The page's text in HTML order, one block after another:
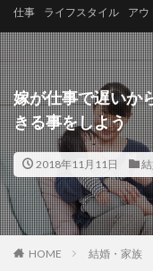
仕事 ライフスタイル アウ
嫁が仕事で遅いか
きる事をしよう
2018年11月11日
HOME 結婚・家族